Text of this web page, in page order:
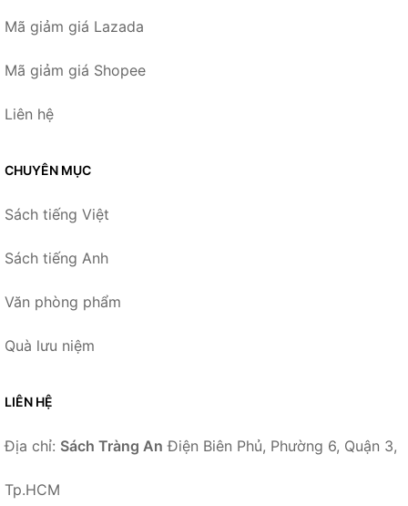
Mã giảm giá Lazada
Mã giảm giá Shopee
Liên hệ
CHUYÊN MỤC
Sách tiếng Việt
Sách tiếng Anh
Văn phòng phẩm
Quà lưu niệm
LIÊN HỆ
Địa chỉ: Sách Tràng An Điện Biên Phủ, Phường 6, Quận 3,
Tp.HCM